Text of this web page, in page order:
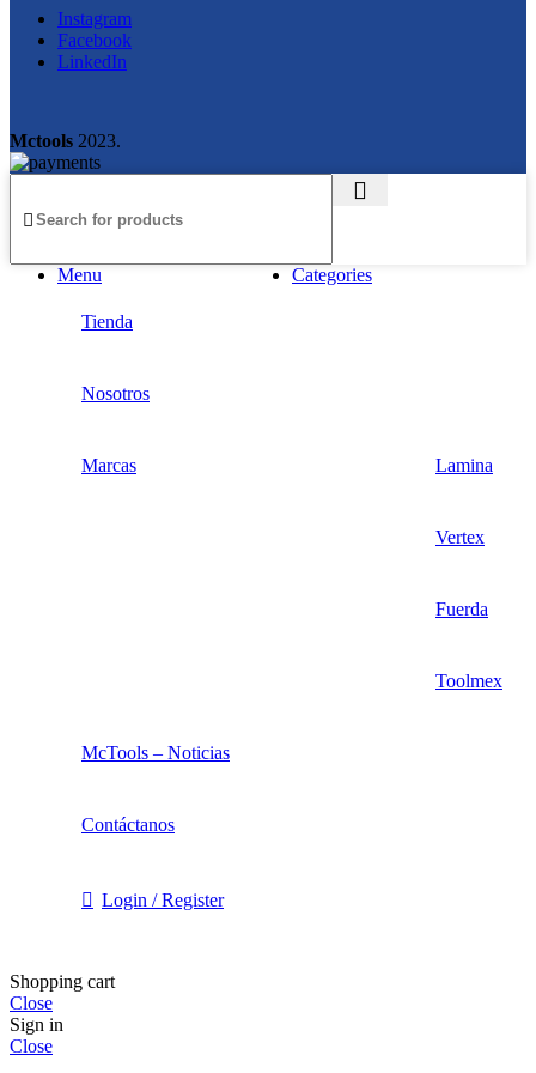
Instagram
Facebook
LinkedIn
Mctools 2023.
Menu Categories
Tienda
Nosotros
Marcas Lamina
Vertex
Fuerda
Toolmex
McTools – Noticias
Contáctanos
Login / Register
Shopping cart
Close
Sign in
Close